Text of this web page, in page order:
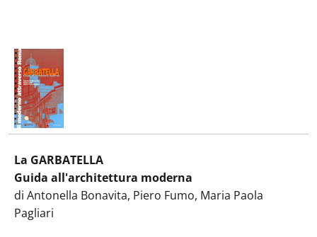
La GARBATELLA
Guida all'architettura moderna
di Antonella Bonavita, Piero Fumo, Maria Paola
Pagliari